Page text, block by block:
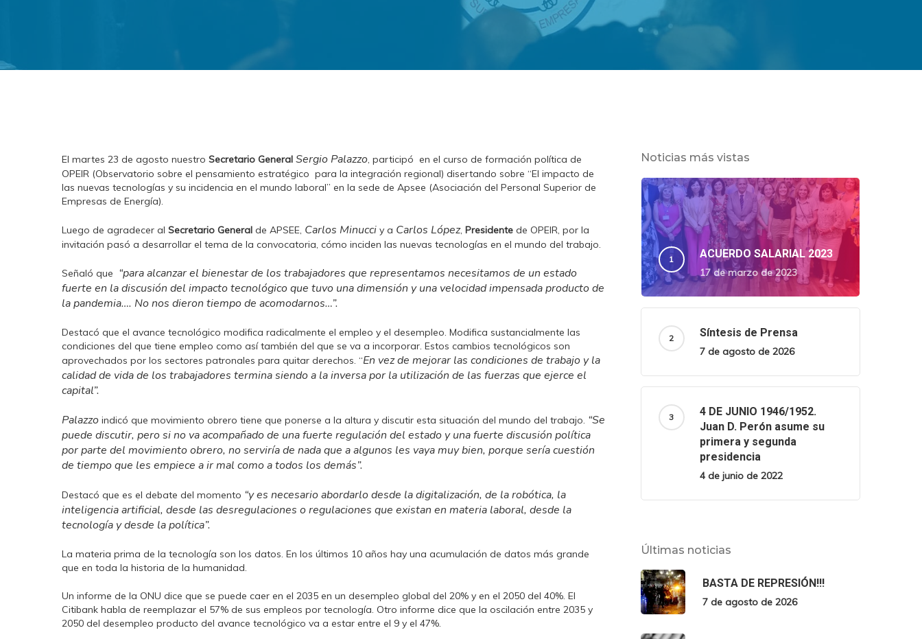
El martes 23 de agosto nuestroSecretario General Sergio Palazzo, participó en el curso de formación política de
OPEIR (Observatorio sobre el pensamiento estratégico para la integración regional) disertando sobre “El impacto de
las nuevas tecnologías y su incidencia en el mundo laboral” en la sede de Apsee (Asociación del Personal Superior de
Empresas de Energía).
Luego de agradecer alSecretario General de APSEE, Carlos Minucci y a Carlos López,Presidente de OPEIR, por la
invitación pasó a desarrollar el tema de la convocatoria, cómo inciden las nuevas tecnologías en el mundo del trabajo.
Señaló que “para alcanzar el bienestar de los trabajadores que representamos necesitamos de un estado
fuerte en la discusión del impacto tecnológico que tuvo una dimensión y una velocidad impensada producto de
la pandemia…. No nos dieron tiempo de acomodarnos…”.
Destacó que el avance tecnológico modifica radicalmente el empleo y el desempleo. Modifica sustancialmente las
condiciones del que tiene empleo como así también del que se va a incorporar. Estos cambios tecnológicos son
aprovechados por los sectores patronales para quitar derechos. “En vez de mejorar las condiciones de trabajo y la
calidad de vida de los trabajadores termina siendo a la inversa por la utilización de las fuerzas que ejerce el
capital”.
Palazzo indicó que movimiento obrero tiene que ponerse a la altura y discutir esta situación del mundo del trabajo. “Se
puede discutir, pero si no va acompañado de una fuerte regulación del estado y una fuerte discusión política
por parte del movimiento obrero, no serviría de nada que a algunos les vaya muy bien, porque sería cuestión
de tiempo que les empiece a ir mal como a todos los demás”.
Destacó que es el debate del momento “y es necesario abordarlo desde la digitalización, de la robótica, la
inteligencia artificial, desde las desregulaciones o regulaciones que existan en materia laboral, desde la
tecnología y desde la política”.
La materia prima de la tecnología son los datos. En los últimos 10 años hay una acumulación de datos más grande
que en toda la historia de la humanidad.
Un informe de la ONU dice que se puede caer en el 2035 en un desempleo global del 20% y en el 2050 del 40%. El
Citibank habla de reemplazar el 57% de sus empleos por tecnología. Otro informe dice que la oscilación entre 2035 y
2050 del desempleo producto del avance tecnológico va a estar entre el 9 y el 47%.
Noticias más vistas
ACUERDO SALARIAL 2023
17 de marzo de 2023
Síntesis de Prensa
7 de agosto de 2026
4 DE JUNIO 1946/1952.
Juan D. Perón asume su
primera y segunda
presidencia
4 de junio de 2022
Últimas noticias
BASTA DE REPRESIÓN!!!
7 de agosto de 2026